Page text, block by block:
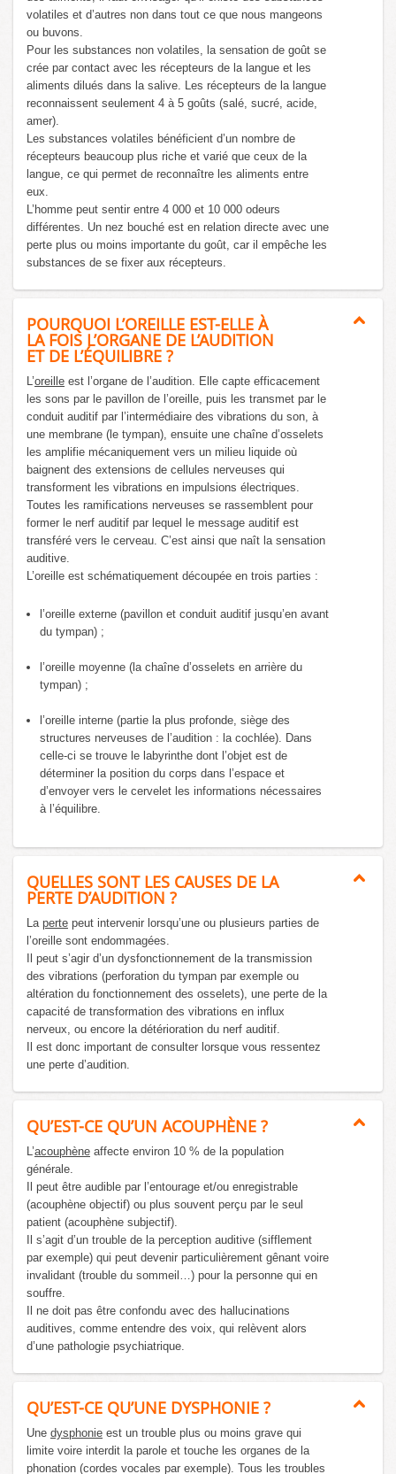
volatiles et d’autres non dans tout ce que nous mangeons
ou buvons.
Pour les substances non volatiles, la sensation de goût se
crée par contact avec les récepteurs de la langue et les
aliments dilués dans la salive. Les récepteurs de la langue
reconnaissent seulement 4 à 5 goûts (salé, sucré, acide,
amer).
Les substances volatiles bénéficient d’un nombre de
récepteurs beaucoup plus riche et varié que ceux de la
langue, ce qui permet de reconnaître les aliments entre
eux.
L’homme peut sentir entre 4 000 et 10 000 odeurs
différentes. Un nez bouché est en relation directe avec une
perte plus ou moins importante du goût, car il empêche les
substances de se fixer aux récepteurs.
POURQUOI L’OREILLE EST-ELLE À
LA FOIS L’ORGANE DE L’AUDITION
ET DE L’ÉQUILIBRE ?
L’oreille est l’organe de l’audition. Elle capte efficacement
les sons par le pavillon de l’oreille, puis les transmet par le
conduit auditif par l’intermédiaire des vibrations du son, à
une membrane (le tympan), ensuite une chaîne d’osselets
les amplifie mécaniquement vers un milieu liquide où
baignent des extensions de cellules nerveuses qui
transforment les vibrations en impulsions électriques.
Toutes les ramifications nerveuses se rassemblent pour
former le nerf auditif par lequel le message auditif est
transféré vers le cerveau. C’est ainsi que naît la sensation
auditive.
L’oreille est schématiquement découpée en trois parties :
l’oreille externe (pavillon et conduit auditif jusqu’en avant
du tympan) ;
l’oreille moyenne (la chaîne d’osselets en arrière du
tympan) ;
l’oreille interne (partie la plus profonde, siège des
structures nerveuses de l’audition : la cochlée). Dans
celle-ci se trouve le labyrinthe dont l’objet est de
déterminer la position du corps dans l’espace et
d’envoyer vers le cervelet les informations nécessaires
à l’équilibre.
QUELLES SONT LES CAUSES DE LA
PERTE D’AUDITION ?
La perte peut intervenir lorsqu’une ou plusieurs parties de
l’oreille sont endommagées.
Il peut s’agir d’un dysfonctionnement de la transmission
des vibrations (perforation du tympan par exemple ou
altération du fonctionnement des osselets), une perte de la
capacité de transformation des vibrations en influx
nerveux, ou encore la détérioration du nerf auditif.
Il est donc important de consulter lorsque vous ressentez
une perte d’audition.
QU’EST-CE QU’UN ACOUPHÈNE ?
L’acouphène affecte environ 10 % de la population
générale.
Il peut être audible par l’entourage et/ou enregistrable
(acouphène objectif) ou plus souvent perçu par le seul
patient (acouphène subjectif).
Il s’agit d’un trouble de la perception auditive (sifflement
par exemple) qui peut devenir particulièrement gênant voire
invalidant (trouble du sommeil…) pour la personne qui en
souffre.
Il ne doit pas être confondu avec des hallucinations
auditives, comme entendre des voix, qui relèvent alors
d’une pathologie psychiatrique.
QU’EST-CE QU’UNE DYSPHONIE ?
Une dysphonie est un trouble plus ou moins grave qui
limite voire interdit la parole et touche les organes de la
phonation (cordes vocales par exemple). Tous les troubles